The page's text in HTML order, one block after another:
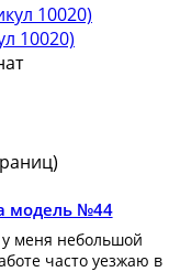
10020)
модель №44
меня небольшой
часто уезжаю в